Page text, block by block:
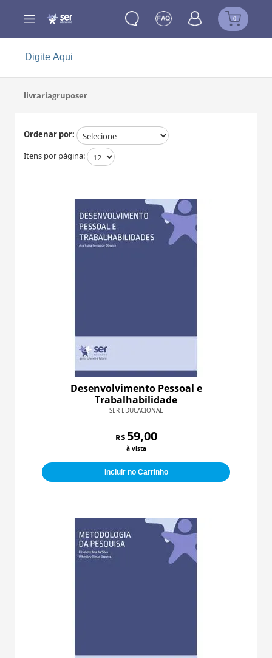
0
livrariagruposer
Ordenar por:
Itens por página:
Desenvolvimento Pessoal e
Trabalhabilidade
SER EDUCACIONAL
R$ 59,00
à vista
Incluir no Carrinho